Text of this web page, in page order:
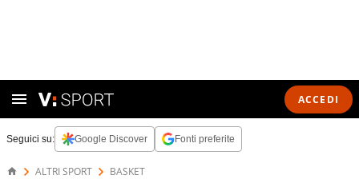
ACCEDI
Seguici su: Google Discover Fonti preferite
ALTRI SPORT BASKET